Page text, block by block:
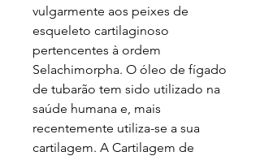
vulgarmente aos peixes de
esqueleto cartilaginoso
pertencentes à ordem
Selachimorpha. O óleo de fígado
de tubarão tem sido utilizado na
saúde humana e, mais
recentemente utiliza-se a sua
cartilagem. A Cartilagem de